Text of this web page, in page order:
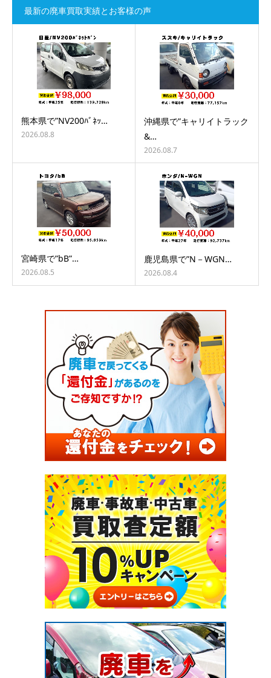
最新の廃車買取実績とお客様の声
熊本県で”NV200ﾊﾞﾈｯ…
2026.08.8
沖縄県で”キャリイトラック
&…
2026.08.7
宮崎県で”bB”…
2026.08.5
鹿児島県で”N－WGN…
2026.08.4